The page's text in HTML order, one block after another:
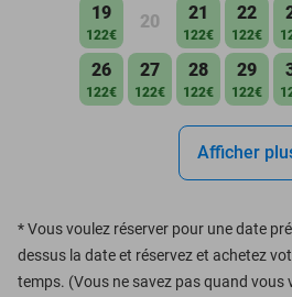
19
122€
20 21
122€
22
122€
26
122€
27
122€
28
122€
29
122€
Afficher
*Vous voulez réserver pour une date
dessus la date et réservez et achetez
temps. (Vous ne savez pas quand vous